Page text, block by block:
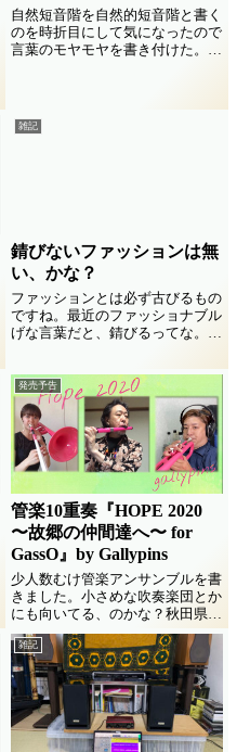
自然短音階を自然的短音階と書く
のを時折目にして気になったので
言葉のモヤモヤを書き付けた。コ
雑記
錆びないファッションは無
い、かな？
ファッションとは必ず古びるもの
ですね。最近のファッショナブル
げな言葉だと、錆びるってな。だ
りもする。逆に古びない・錆びな
いファッションって、有るとした
らどういうことかな？ fashionっ
て言葉の意味 ・やり...
発売予告
管楽10重奏『HOPE 2020
〜故郷の仲間達へ〜 for
GassO』by Gallypins
少人数むけ管楽アンサンブルを書
きました。小さめな吹奏楽団とか
にも向いてる、のかな？秋田県人
会的吹奏楽団からの委嘱。なかな
か愉しめる作品になったかと。コ
ロナ自粛期間中のステイホーム録
音セッション、イイ音録れました
♪
雑記